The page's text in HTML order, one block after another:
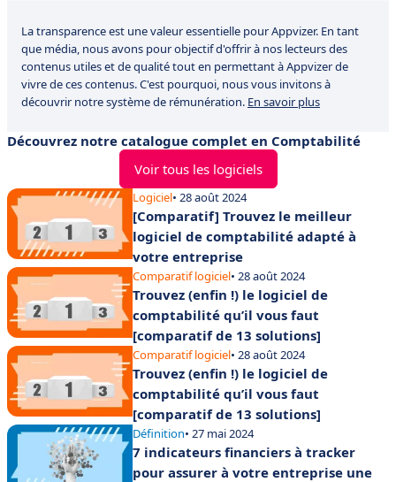
La transparence est une valeur essentielle pour Appvizer. En tant
que média, nous avons pour objectif d'offrir à nos lecteurs des
contenus utiles et de qualité tout en permettant à Appvizer de
vivre de ces contenus. C'est pourquoi, nous vous invitons à
découvrir notre système de rémunération. En savoir plus
Découvrez notre catalogue complet en Comptabilité
Voir tous les logiciels
Logiciel• 28 août 2024
[Comparatif] Trouvez le meilleur
logiciel de comptabilité adapté à
votre entreprise
Comparatif logiciel• 28 août 2024
Trouvez (enfin !) le logiciel de
comptabilité qu’il vous faut
[comparatif de 13 solutions]
Comparatif logiciel• 28 août 2024
Trouvez (enfin !) le logiciel de
comptabilité qu’il vous faut
[comparatif de 13 solutions]
Définition• 27 mai 2024
7 indicateurs financiers à tracker
pour assurer à votre entreprise une